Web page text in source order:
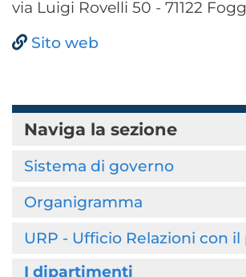
via Luigi Rovelli 50 - 71122
Sito web
Naviga la sezione
Sistema di governo
Organigramma
URP - Ufficio Relazioni con
I dipartimenti